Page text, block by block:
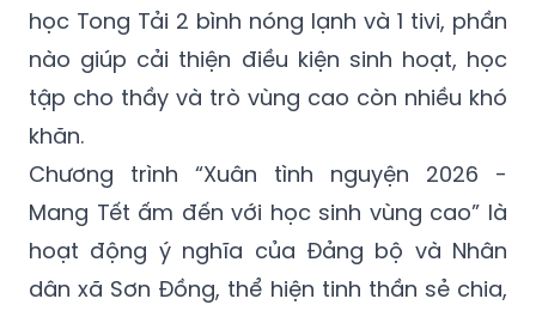
học Tong Tải 2 bình nóng lạnh và 1 tivi, phần
nào giúp cải thiện điều kiện sinh hoạt, học
tập cho thầy và trò vùng cao còn nhiều khó
khăn.
Chương trình “Xuân tình nguyện 2026 -
Mang Tết ấm đến với học sinh vùng cao” là
hoạt động ý nghĩa của Đảng bộ và Nhân
dân xã Sơn Đồng, thể hiện tinh thần sẻ chia,